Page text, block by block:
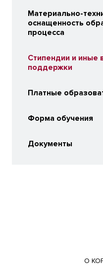
Материально-
оснащенность
процесса
Стипендии и иные
поддержки
Платные
Форма обучения
Документы
О